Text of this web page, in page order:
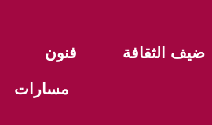
ضيف الثقافة فنون
مسارات